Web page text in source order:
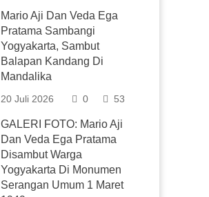
Mario Aji Dan Veda Ega
Pratama Sambangi
Yogyakarta, Sambut
Balapan Kandang Di
Mandalika
20 Juli 2026 0 53
GALERI FOTO: Mario Aji
Dan Veda Ega Pratama
Disambut Warga
Yogyakarta Di Monumen
Serangan Umum 1 Maret